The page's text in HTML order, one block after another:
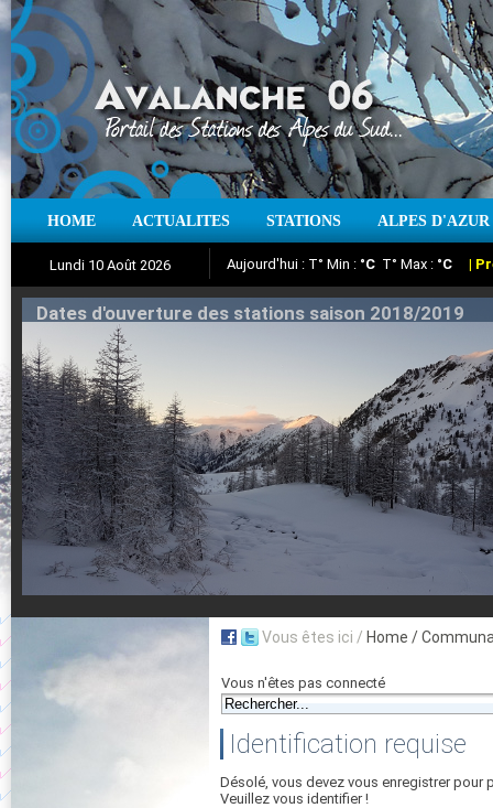
HOME ACTUALITES STATIONS ALPES D'AZUR
Lundi 10 Août 2026
Aujourd'hui : T° Min :°CT° Max :°C |
Iso à 0° :mNeige sur 12 heures :cm
Suivez en direct l'actualité des stations
Vous êtes ici / Home /
Vous n'êtes pas connecté
Identification requise
Désolé, vous devez vous enregistrer pour
Veuillez vous identifier !